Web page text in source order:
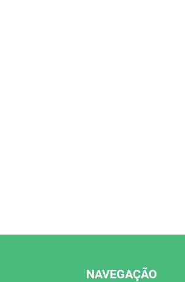
NAVEGAÇÃO